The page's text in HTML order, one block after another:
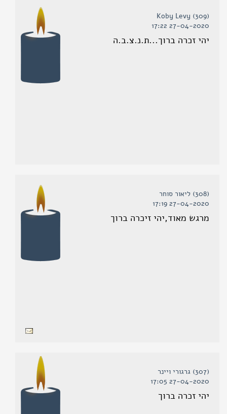
(309) Koby Levy
27-04-2020 17:22
יהי זכרה ברוך...ת.נ.צ.ב.ה
(308) ליאור סוחר
27-04-2020 17:19
מרגש מאוד,יהי זיכרה ברוך
(307) גרגורי ויינר
27-04-2020 17:05
יהי זכרה ברוך